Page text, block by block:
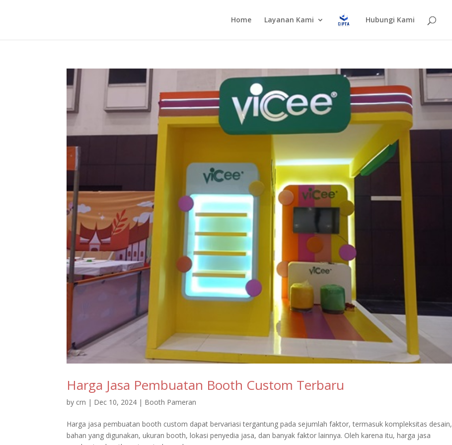
Home Layanan Kami Hubungi Kami
Harga Jasa Pembuatan Booth Custom Terbaru
by crn | Dec 10, 2024 | Booth Pameran
Harga jasa pembuatan booth custom dapat bervariasi tergantung pada sejumlah faktor, termasuk kompleksitas desain,
bahan yang digunakan, ukuran booth, lokasi penyedia jasa, dan banyak faktor lainnya. Oleh karena itu, harga jasa